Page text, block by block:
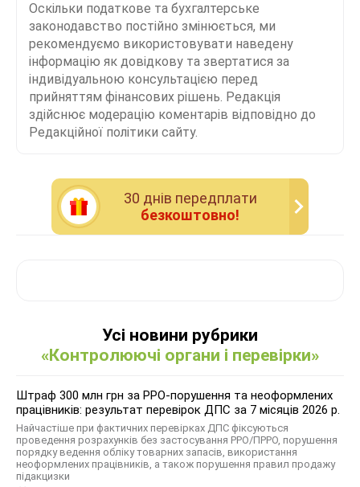
Оскільки податкове та бухгалтерське
законодавство постійно змінюється, ми
рекомендуємо використовувати наведену
інформацію як довідкову та звертатися за
індивідуальною консультацією перед
прийняттям фінансових рішень. Редакція
здійснює модерацію коментарів відповідно до
Редакційної політики сайту.
30 днiв передплати
безкоштовно!
Усі новини рубрики
«Контролюючі органи і перевірки»
Штраф 300 млн грн за РРО-порушення та неоформлених
працівників: результат перевірок ДПС за 7 місяців 2026 р.
Найчастіше при фактичних перевірках ДПС фіксуються
проведення розрахунків без застосування РРО/ПРРО, порушення
порядку ведення обліку товарних запасів, використання
неоформлених працівників, а також порушення правил продажу
підакцизки